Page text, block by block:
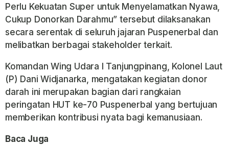
Perlu Kekuatan Super untuk Menyelamatkan Nyawa,
Cukup Donorkan Darahmu” tersebut dilaksanakan
secara serentak di seluruh jajaran Puspenerbal dan
melibatkan berbagai stakeholder terkait.
Komandan Wing Udara I Tanjungpinang, Kolonel Laut
(P) Dani Widjanarka, mengatakan kegiatan donor
darah ini merupakan bagian dari rangkaian
peringatan HUT ke-70 Puspenerbal yang bertujuan
memberikan kontribusi nyata bagi kemanusiaan.
Baca Juga